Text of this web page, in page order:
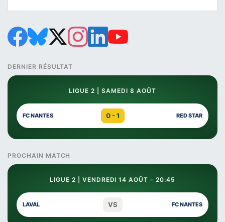
DERNIER RÉSULTAT
LIGUE 2 | SAMEDI 8 AOÛT
FC NANTES 0 - 1 RED STAR
PROCHAIN MATCH
LIGUE 2 | VENDREDI 14 AOÛT - 20:45
LAVAL VS FC NANTES